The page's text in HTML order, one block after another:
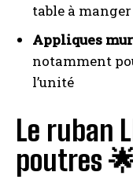
table à manger
Appliques
notamment
l’unité
Le ruban
poutres